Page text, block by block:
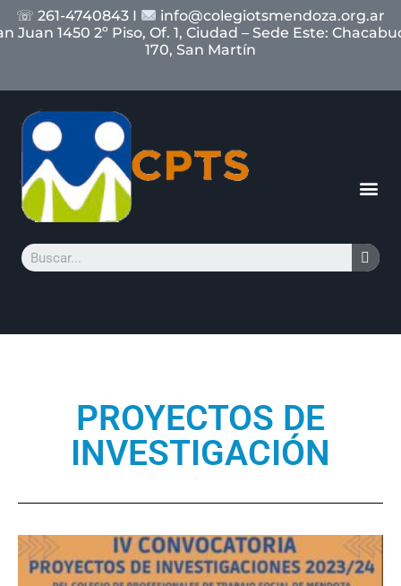
☏ 261-4740843 I
info@colegiotsmendoza.org.ar
Juan 1450 2º Piso, Of. 1, Ciudad – Sede Este:
170, San Martín
PROYECTOS DE
INVESTIGACIÓN